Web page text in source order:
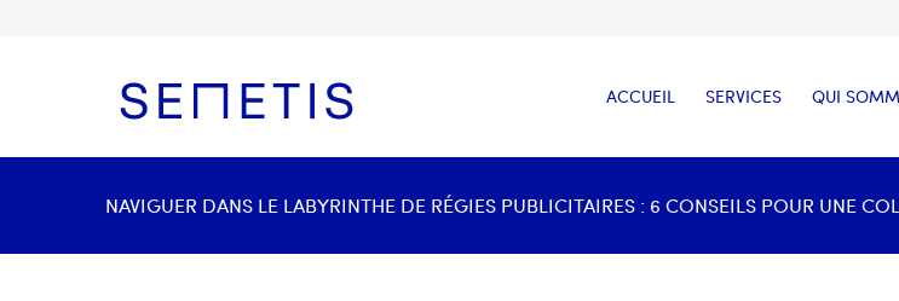
ACCUEIL SERVICES QUI
NAVIGUER DANS LE LABYRINTHE DE RÉGIES PUBLICITAIRES : 6 CONSEILS POUR UNE